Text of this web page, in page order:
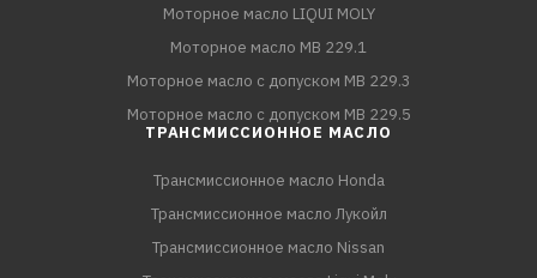
Моторное масло LIQUI MOLY
Моторное масло MB 229.1
Моторное масло с допуском MB 229.3
Моторное масло с допуском MB 229.5
ТРАНСМИССИОННОЕ МАСЛО
Трансмиссионное масло Honda
Трансмиссионное масло Лукойл
Трансмиссионное масло Nissan